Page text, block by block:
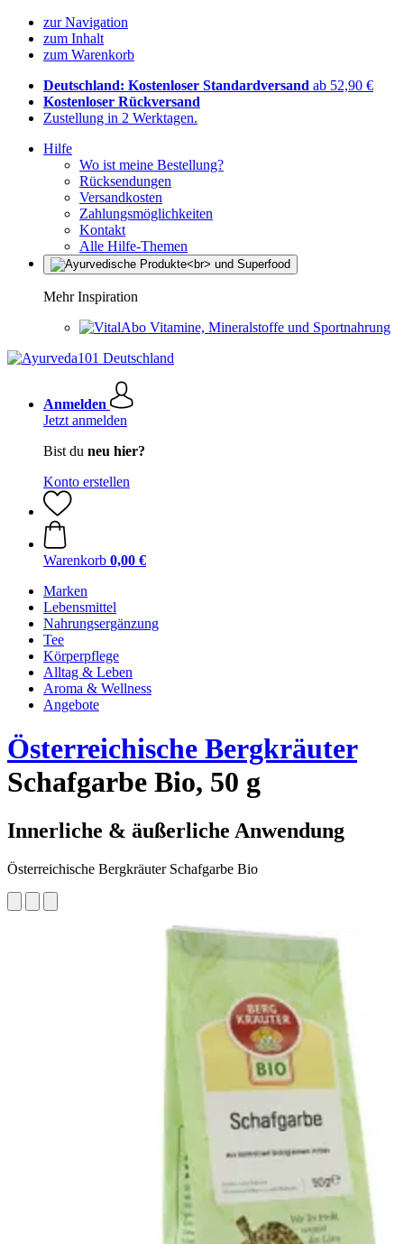
zur Navigation
zum Inhalt
zum Warenkorb
Deutschland: Kostenloser Standardversand ab 52,90 €
Kostenloser Rückversand
Zustellung in 2 Werktagen.
Hilfe
Wo ist meine Bestellung?
Rücksendungen
Versandkosten
Zahlungsmöglichkeiten
Kontakt
Alle Hilfe-Themen
Mehr Inspiration
Vitamine, Mineralstoffe und Sportnahrung
Anmelden
Jetzt anmelden
Bist du neu hier?
Konto erstellen
Warenkorb 0,00 €
Marken
Lebensmittel
Nahrungsergänzung
Tee
Körperpflege
Alltag & Leben
Aroma & Wellness
Angebote
Österreichische Bergkräuter
Schafgarbe Bio, 50 g
Innerliche & äußerliche Anwendung
Österreichische Bergkräuter Schafgarbe Bio